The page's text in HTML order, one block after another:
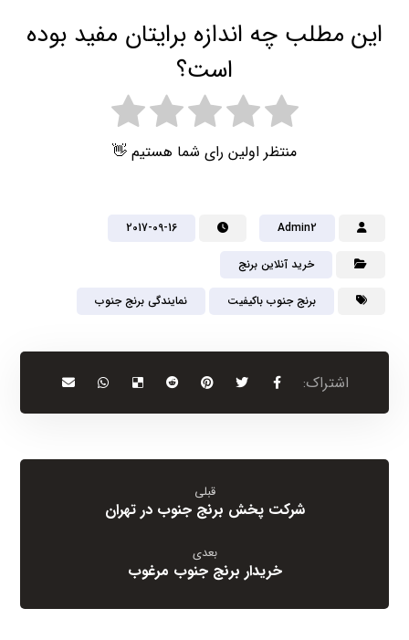
این مطلب چه اندازه برایتان مفید بوده
است؟
منتظر اولین رای شما هستیم 👋
Admin2
2017-09-16
خرید آنلاین برنج
برنج جنوب باکیفیت نمایندگی برنج جنوب
قبلی
شرکت پخش برنج جنوب در تهران
بعدی
خریدار برنج جنوب مرغوب